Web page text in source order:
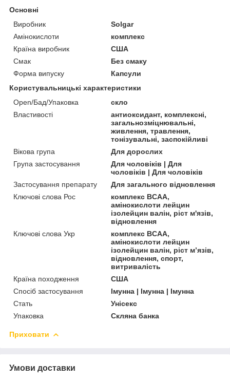
Основні
Виробник
Solgar
Амінокислоти
комплекс
Країна виробник
США
Смак
Без смаку
Форма випуску
Капсули
Користувальницькі характеристики
Open/Бад/Упаковка
скло
Властивості
антиоксидант, комплексні,
загальнозміцнювальні,
живлення, травлення,
тонізувальні, заспокійливі
Вікова група
Для дорослих
Група застосування
Для чоловіків | Для
чоловіків | Для чоловіків
Застосування препарату
Для загального відновлення
Ключові слова Рос
комплекс BCAA,
амінокислоти лейцин
ізолейцин валін, ріст м'язів,
відновлення
Ключові слова Укр
комплекс BCAA,
амінокислоти лейцин
ізолейцин валін, ріст м’язів,
відновлення, спорт,
витривалість
Країна походження
США
Спосіб застосування
Імунна | Імунна | Імунна
Стать
Унісекс
Упаковка
Скляна банка
Приховати
Умови доставки